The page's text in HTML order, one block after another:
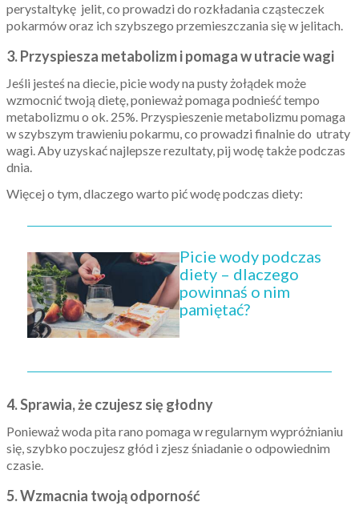
perystaltykę jelit, co prowadzi do rozkładania cząsteczek
pokarmów oraz ich szybszego przemieszczania się w jelitach.
3. Przyspiesza metabolizm i pomaga w utracie wagi
Jeśli jesteś na diecie, picie wody na pusty żołądek może
wzmocnić twoją dietę, ponieważ pomaga podnieść tempo
metabolizmu o ok. 25%. Przyspieszenie metabolizmu pomaga
w szybszym trawieniu pokarmu, co prowadzi finalnie do utraty
wagi. Aby uzyskać najlepsze rezultaty, pij wodę także podczas
dnia.
Więcej o tym, dlaczego warto pić wodę podczas diety:
Picie wody podczas
diety – dlaczego
powinnaś o nim
pamiętać?
4. Sprawia, że ​​czujesz się głodny
Ponieważ woda pita rano pomaga w regularnym wypróżnianiu
się, szybko poczujesz głód i zjesz śniadanie o odpowiednim
czasie.
5. Wzmacnia twoją odporność